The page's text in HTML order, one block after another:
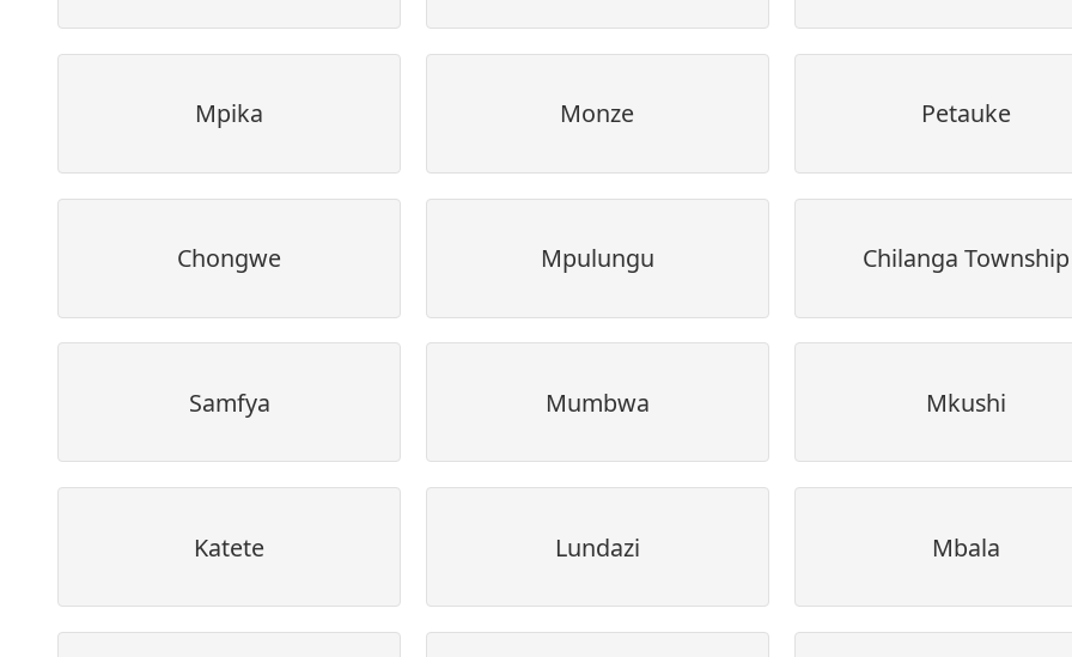
Mpika Monze Petauke
Chongwe Mpulungu Chilanga Township
Samfya Mumbwa Mkushi
Katete Lundazi Mbala